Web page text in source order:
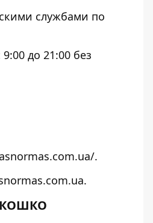
службами по
9:00 до 21:00 без
.